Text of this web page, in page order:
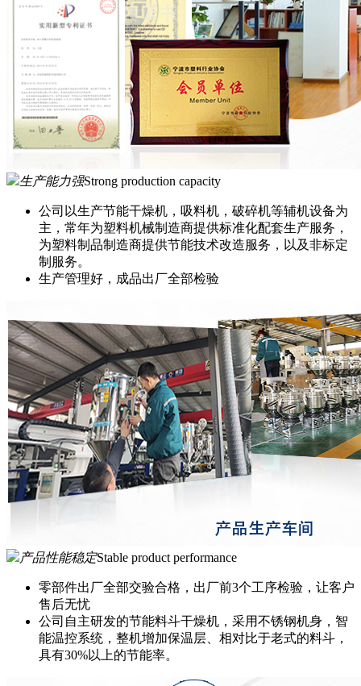
生产能力强Strong production capacity
公司以生产节能干燥机，吸料机，破碎机等辅机设备为
主，常年为塑料机械制造商提供标准化配套生产服务，
为塑料制品制造商提供节能技术改造服务，以及非标定
制服务。
生产管理好，成品出厂全部检验
产品性能稳定Stable product performance
零部件出厂全部交验合格，出厂前3个工序检验，让客户
售后无忧
公司自主研发的节能料斗干燥机，采用不锈钢机身，智
能温控系统，整机增加保温层、相对比于老式的料斗，
具有30%以上的节能率。